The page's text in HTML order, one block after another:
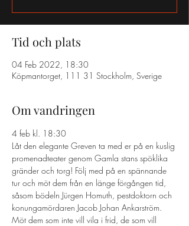
Tid och plats
04 Feb 2022, 18:30
Köpmantorget, 111 31 Stockholm, Sverige
Om vandringen
4 feb kl. 18:30
Låt den elegante Greven ta med er på en kuslig
promenadteater genom Gamla stans spöklika
gränder och torg! Följ med på en spännande
tur och möt dem från en länge förgången tid,
såsom bödeln Jürgen Homuth, pestdoktorn och
konungamördaren Jacob Johan Ankarström.
Möt dem som inte vill vila i frid, de som vill